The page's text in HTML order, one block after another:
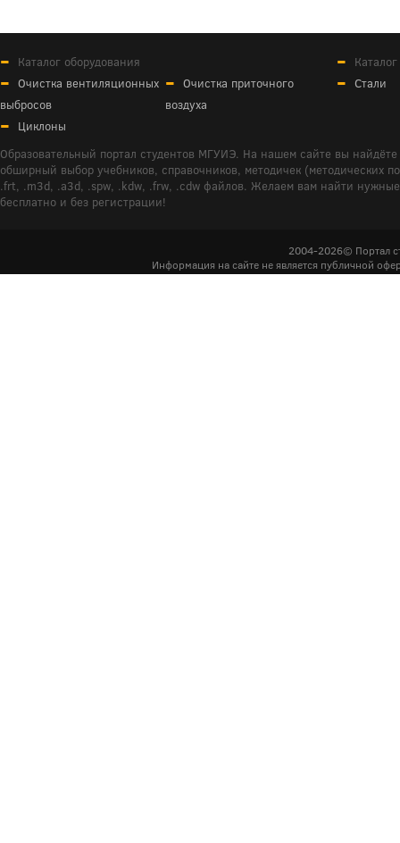
Каталог оборудования
Очистка вентиляционных
выбросов
Очистка приточного
воздуха
Циклоны
Стали
Образовательный портал студентов МГУИЭ. На нашем сайте вы
обширный выбор учебников, справочников, методичек (методических
.frt, .m3d, .a3d, .spw, .kdw, .frw, .cdw файлов. Желаем вам найти
бесплатно и без регистрации!
2004-2026© Портал
Информация на сайте не является публичной